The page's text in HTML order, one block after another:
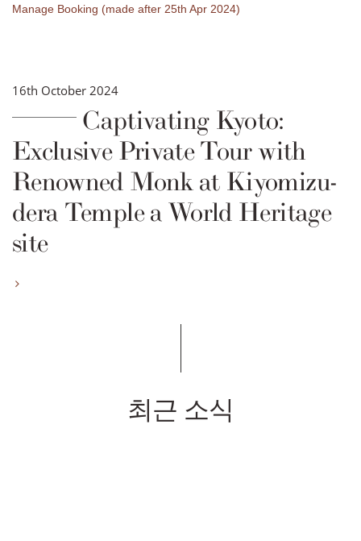
Manage Booking (made after 25th Apr 2024)
16th October 2024
Captivating Kyoto:
Exclusive Private Tour with
Renowned Monk at Kiyomizu-
dera Temple a World Heritage
site
최근 소식